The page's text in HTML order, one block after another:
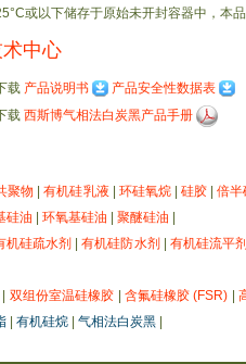
或以下储存于原始未开封容器中，本
中心
载 产品说明书
产品安全性数据表
载 西斯博气相法白炭黑产品手册
聚物 |有机硅乳液| 环硅氧烷|硅胶 |倍半
硅油 环氧基硅油 聚醚硅油
机硅疏水剂 |有机硅防水剂 有机硅流平剂
双组份室温硅橡胶 含氟硅橡胶 (FSR)
有机硅烷 气相法白炭黑